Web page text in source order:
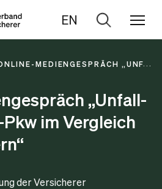
EN
Zur
MEDIEN­GE­SPRÄCH
„Unfall­
im Ver­gleich
der Versicherer